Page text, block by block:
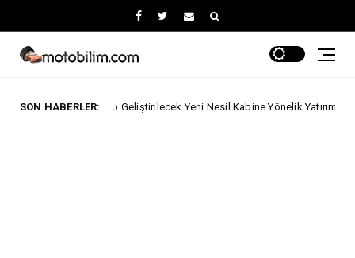
SON HABERLER:
Iveco Geliştirilecek Yeni Nesil Kabine Yönelik Yatırımını Açıkladı.